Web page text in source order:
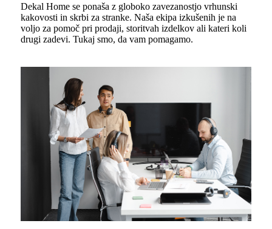
Dekal Home se ponaša z globoko zavezanostjo vrhunski
kakovosti in skrbi za stranke. Naša ekipa izkušenih je na
voljo za pomoč pri prodaji, storitvah izdelkov ali kateri koli
drugi zadevi. Tukaj smo, da vam pomagamo.